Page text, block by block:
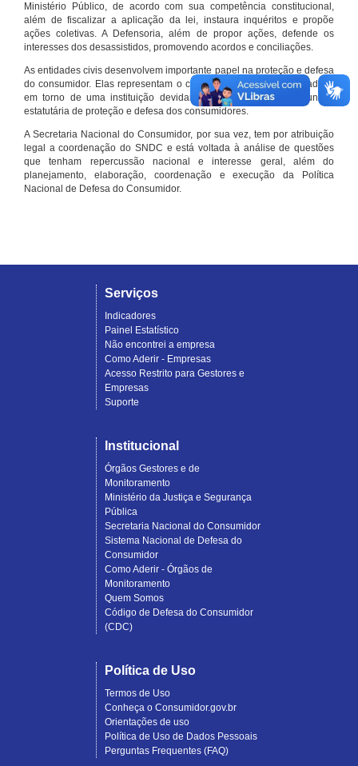
Ministério Público, de acordo com sua competência constitucional,
além de fiscalizar a aplicação da lei, instaura inquéritos e propõe
ações coletivas. A Defensoria, além de propor ações, defende os
interesses dos desassistidos, promovendo acordos e conciliações.
As entidades civis desenvolvem importante papel na proteção e defesa
do consumidor. Elas representam o conjunto organizado de cidadãos
em torno de uma instituição devidamente registrada e com função
estatutária de proteção e defesa dos consumidores.
A Secretaria Nacional do Consumidor, por sua vez, tem por atribuição
legal a coordenação do SNDC e está voltada à análise de questões
que tenham repercussão nacional e interesse geral, além do
planejamento, elaboração, coordenação e execução da Política
Nacional de Defesa do Consumidor.
Serviços
Indicadores
Painel Estatístico
Não encontrei a empresa
Como Aderir - Empresas
Acesso Restrito para Gestores e
Empresas
Suporte
Institucional
Órgãos Gestores e de
Monitoramento
Ministério da Justiça e Segurança
Pública
Secretaria Nacional do Consumidor
Sistema Nacional de Defesa do
Consumidor
Como Aderir - Órgãos de
Monitoramento
Quem Somos
Código de Defesa do Consumidor
(CDC)
Política de Uso
Termos de Uso
Conheça o Consumidor.gov.br
Orientações de uso
Política de Uso de Dados Pessoais
Perguntas Frequentes (FAQ)